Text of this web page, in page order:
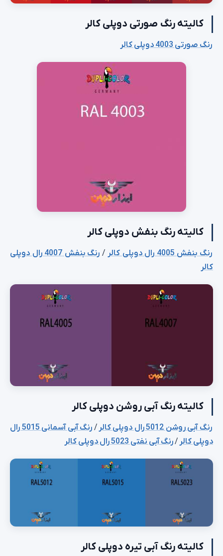
کالیته رنگ صورتی دوپلی کالر
رنگ صورتی 4003 دوپلی کالر
کالیته رنگ بنفش دوپلی کالر
رنگ بنفش 4005 رال دوپلی کالر /
رنگ بنفش 4007 رال دوپلی
کالر
کالیته رنگ آبی روشن دوپلی کالر
رنگ آبی روشن 5012 رال دوپلی کالر /
رنگ آبی آسمانی 5015 رال
دوپلی کالر /رنگ آبی نفتی 5023 رال دوپلی کالر
کالیته رنگ آبی تیره دوپلی کالر